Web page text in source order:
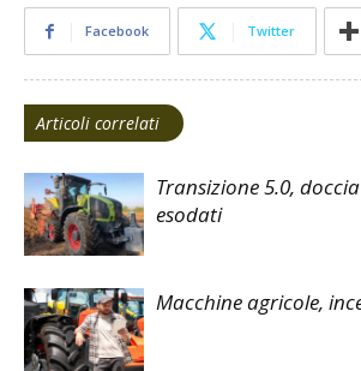
Facebook Twitter
Articoli correlati
Transizione 5.0,
esodati
Macchine agricole,